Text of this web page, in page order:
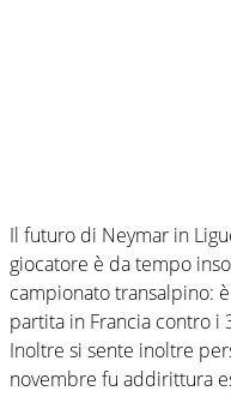
Il futuro di Neymar in
giocatore è da tempo
campionato transalpino:
partita in Francia contro i
Inoltre si sente inoltre
novembre fu addirittura